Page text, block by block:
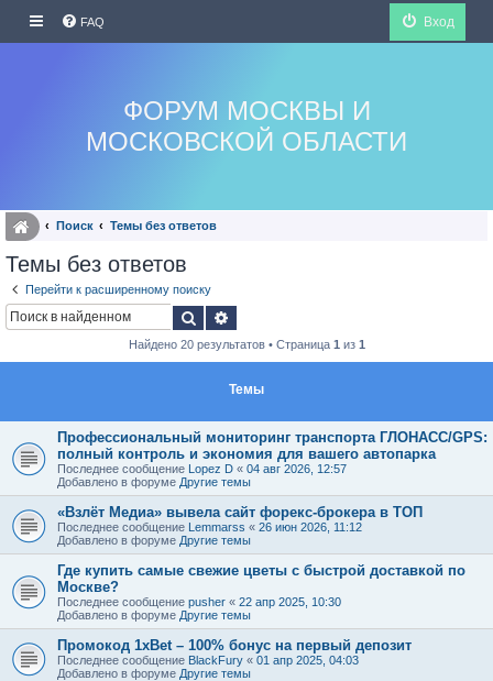
FAQ Вход
ФОРУМ МОСКВЫ И
МОСКОВСКОЙ ОБЛАСТИ
Поиск Темы без ответов
Темы без ответов
Перейти к расширенному поиску
Поиск
Найдено 20 результатов • Страница 1 из 1
Темы
Профессиональный мониторинг транспорта ГЛОНАСС/GPS:
полный контроль и экономия для вашего автопарка
Последнее сообщение Lopez D « 04 авг 2026, 12:57
Добавлено в форуме Другие темы
«Взлёт Медиа» вывела сайт форекс-брокера в ТОП
Последнее сообщение Lemmarss « 26 июн 2026, 11:12
Добавлено в форуме Другие темы
Где купить самые свежие цветы с быстрой доставкой по
Москве?
Последнее сообщение pusher « 22 апр 2025, 10:30
Добавлено в форуме Другие темы
Промокод 1xBet – 100% бонус на первый депозит
Последнее сообщение BlackFury « 01 апр 2025, 04:03
Добавлено в форуме Другие темы